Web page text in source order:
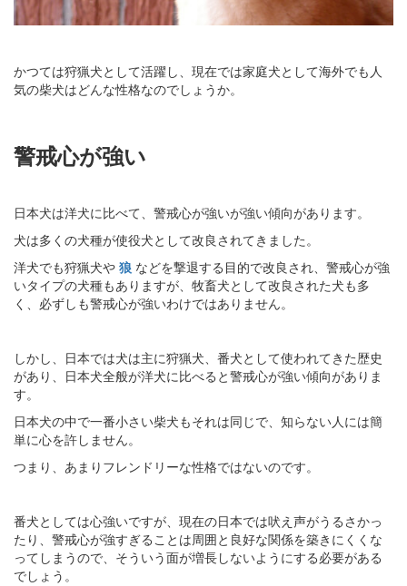
かつては狩猟犬として活躍し、現在では家庭犬として海外でも人
気の柴犬はどんな性格なのでしょうか。
警戒心が強い
日本犬は洋犬に比べて、警戒心が強いが強い傾向があります。
犬は多くの犬種が使役犬として改良されてきました。
洋犬でも狩猟犬や 狼 などを撃退する目的で改良され、警戒心が強
いタイプの犬種もありますが、牧畜犬として改良された犬も多
く、必ずしも警戒心が強いわけではありません。
しかし、日本では犬は主に狩猟犬、番犬として使われてきた歴史
があり、日本犬全般が洋犬に比べると警戒心が強い傾向がありま
す。
日本犬の中で一番小さい柴犬もそれは同じで、知らない人には簡
単に心を許しません。
つまり、あまりフレンドリーな性格ではないのです。
番犬としては心強いですが、現在の日本では吠え声がうるさかっ
たり、警戒心が強すぎることは周囲と良好な関係を築きにくくな
ってしまうので、そういう面が増長しないようにする必要がある
でしょう。